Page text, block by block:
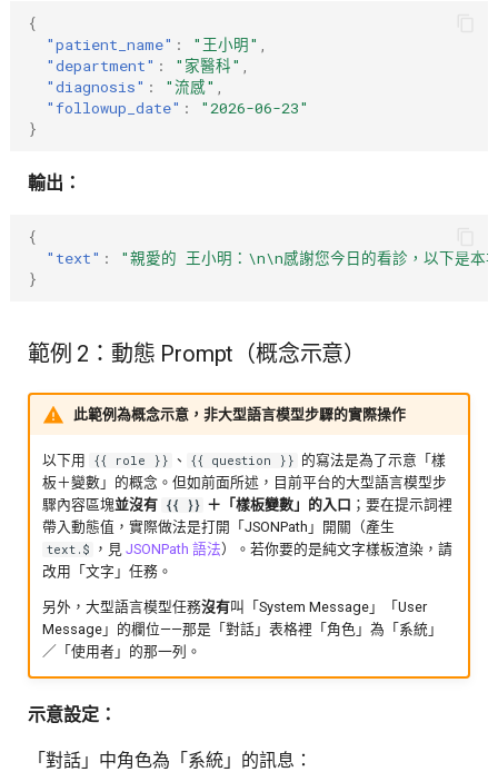
{
"patient_name" : "王小明" ,
"department" : "家醫科" ,
"diagnosis" : "流感" ,
"followup_date" :
"2026-06-23"
}
輸出：
{
"text" :
"親愛的 王小明：\n\n感謝您今日的看診，以下是
}
範例 2：動態 Prompt（概念示意）
此範例為概念示意，非大型語言模型步驟的實際操作
以下用 {{ role }} 、 {{ question }} 的寫法是為了示意「樣
板＋變數」的概念。但如前面所述，目前平台的大型語言模型步
驟內容區塊並沒有 {{ }} ＋「樣板變數」的入口 ；要在提示詞裡
帶入動態值，實際做法是打開「JSONPath」開關（產生
text.$ ，見 JSONPath 語法）。若你要的是純文字樣板渲染，請
改用「文字」任務。
另外，大型語言模型任務沒有叫「System Message」「User
Message」的欄位——那是「對話」表格裡「角色」為「系統」
／「使用者」的那一列。
示意設定：
「對話」中角色為「系統」的訊息：